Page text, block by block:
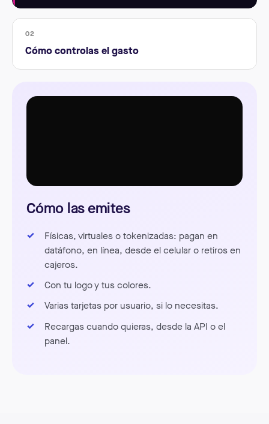
02
Cómo controlas el gasto
Cómo las emites
Físicas, virtuales o tokenizadas: pagan en
datáfono, en línea, desde el celular o retiros en
cajeros.
Con tu logo y tus colores.
Varias tarjetas por usuario, si lo necesitas.
Recargas cuando quieras, desde la API o el
panel.